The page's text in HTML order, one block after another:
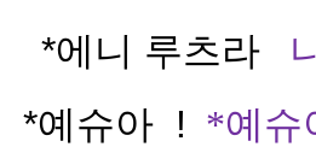
*에니 루츠라
*예슈아 ! *예슈